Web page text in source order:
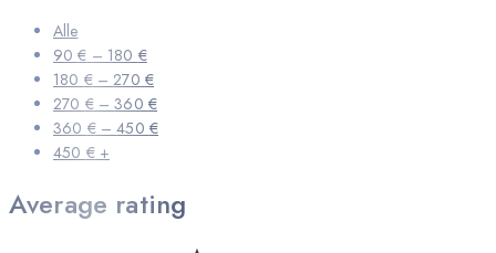
Alle
90€ – 180 €
180 € –270 €
270 € –360 €
360 € –450 €
450 €+
Average rating